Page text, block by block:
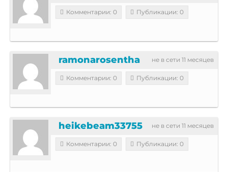
Комментарии: 0 Публикации: 0
не в сети 11 месяцев
ramonarosentha
Комментарии: 0 Публикации: 0
не в сети 11 месяцев
heikebeam33755
Комментарии: 0 Публикации: 0